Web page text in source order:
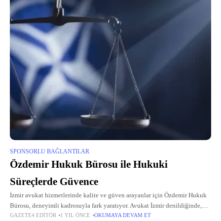
SPONSORLU BAĞLANTILAR
Özdemir Hukuk Bürosu ile Hukuki
Süreçlerde Güvence
İzmir avukat hizmetlerinde kalite ve güven arayanlar için Özdemir Hukuk
Bürosu, deneyimli kadrosuyla fark yaratıyor. Avukat İzmir denildiğinde,
2017 yılından bu yana İzmir Barosu’na kayıtlı olarak hizmet veren Avukat
GAZETE4 EDITÖR 1 YIL ÖNCE OKUMAYA DEVAM ET